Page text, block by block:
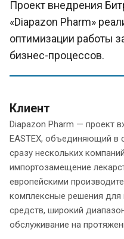
Проект внедрения
«Diapazon Pharm»
оптимизации работы
бизнес-процессов.
Клиент
Diapazon Pharm — проект
EASTEX, объединяющий в
сразу нескольких
импортозамещение
европейскими
комплексные решения для
средств, широкий
обслуживание на